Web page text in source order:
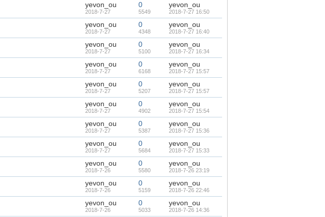
yevon_ou
2018-7-27
0
5549
yevon_ou
2018-7-27 16:50
yevon_ou
2018-7-27
0
4348
yevon_ou
2018-7-27 16:40
yevon_ou
2018-7-27
0
5100
yevon_ou
2018-7-27 16:34
yevon_ou
2018-7-27
0
6168
yevon_ou
2018-7-27 15:57
yevon_ou
2018-7-27
0
5207
yevon_ou
2018-7-27 15:57
yevon_ou
2018-7-27
0
4902
yevon_ou
2018-7-27 15:54
yevon_ou
2018-7-27
0
5387
yevon_ou
2018-7-27 15:36
yevon_ou
2018-7-27
0
5684
yevon_ou
2018-7-27 15:33
yevon_ou
2018-7-26
0
5580
yevon_ou
2018-7-26 23:19
yevon_ou
2018-7-26
0
5159
yevon_ou
2018-7-26 22:46
yevon_ou
2018-7-26
0
5033
yevon_ou
2018-7-26 14:36